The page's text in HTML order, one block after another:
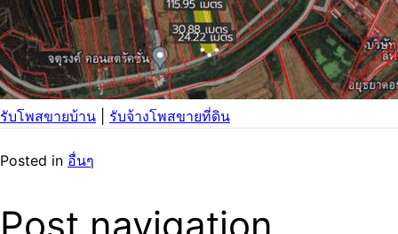
รับโพสขายบ้าน รับจ้างโพสขายที่ดิน
Posted in อื่นๆ
Post navigation